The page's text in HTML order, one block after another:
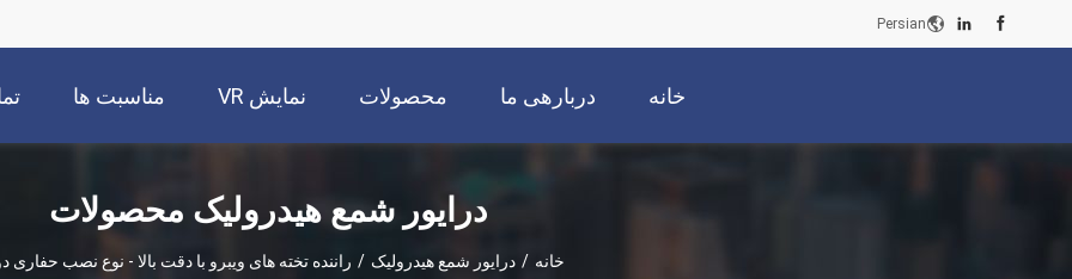
Persian
خانه دربارهی ما محصولات نمایش VR مناسبت ها
درایور شمع هیدرولیک محصولات
خانه / درایور شمع هیدرولیک / راننده تخته های ویبرو با دقت بالا - نوع نصب حفاری